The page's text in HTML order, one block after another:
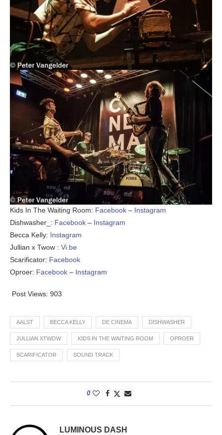
Kids In The Waiting Room: Facebook – Instagram
Dishwasher_: Facebook – Instagram
Becca Kelly: Instagram
Jullian x Twow : Vi.be
Scarificator: Facebook
Oproer: Facebook – Instagram
Post Views: 903
AALST BECCA KELLY DE CINEMA DISHWASHER
JULLIAN XTWOW KIDS IN THE WAITING ROOM OPROER
SCARIFICATOR SOUND TRACK
0
LUMINOUS DASH